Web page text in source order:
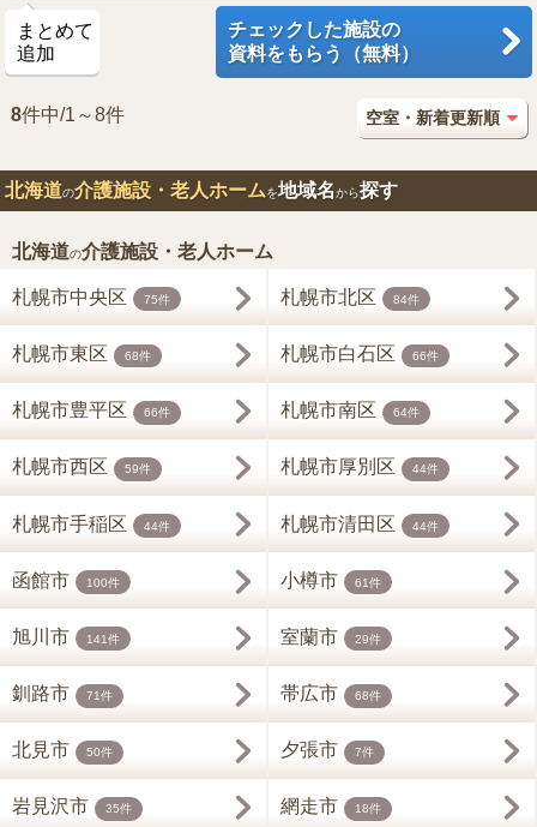
まとめて
追加
チェックした施設の
資料をもらう（無料）
8件中/1～8件
北海道の介護施設・老人ホームを地域名から探す
北海道の介護施設・老人ホーム
札幌市中央区 75件 札幌市北区 84件
札幌市東区 68件 札幌市白石区 66件
札幌市豊平区 66件 札幌市南区 64件
札幌市西区 59件 札幌市厚別区 44件
札幌市手稲区 44件 札幌市清田区 44件
函館市 100件 小樽市 61件
旭川市 141件 室蘭市 29件
釧路市 71件 帯広市 68件
北見市 50件 夕張市 7件
岩見沢市 35件 網走市 18件